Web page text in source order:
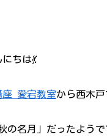
ちは💃
座 愛宕教室から西木
の名月」だったよう